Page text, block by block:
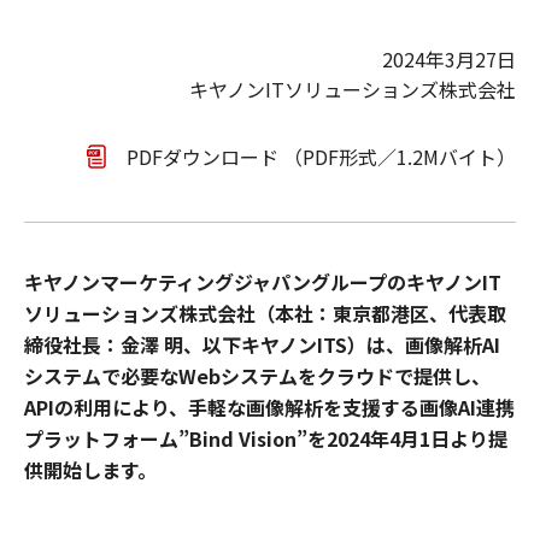
2024年3月27日
キヤノンITソリューションズ株式会社
PDFダウンロード （PDF形式／1.2Mバイト）
キヤノンマーケティングジャパングループのキヤノンIT
ソリューションズ株式会社（本社：東京都港区、代表取
締役社長：金澤 明、以下キヤノンITS）は、画像解析AI
システムで必要なWebシステムをクラウドで提供し、
APIの利用により、手軽な画像解析を支援する画像AI連携
プラットフォーム”Bind Vision”を2024年4月1日より提
供開始します。